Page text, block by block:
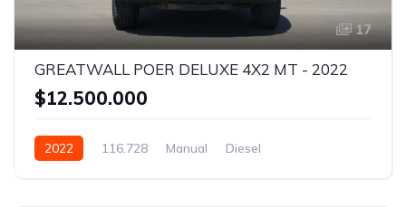
17
GREATWALL POER DELUXE 4X2 MT - 2022
$12.500.000
2022 116.728 Manual Diesel